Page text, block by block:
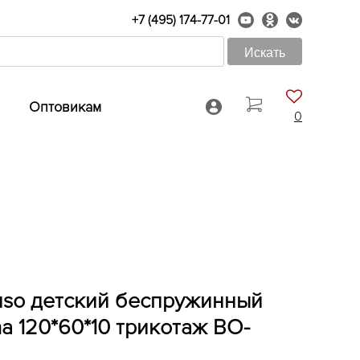
+7 (495) 174-77-01
Оптовикам
0
детский беспружинный
120*60*10 трикотаж BO-